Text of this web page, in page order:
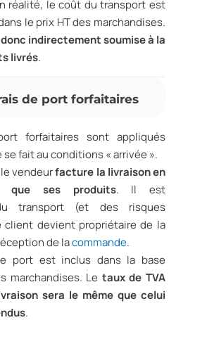
réalité, le coût du transport est
le prix HT des marchandises.
indirectement soumise à la
livrés.
de port forfaitaires
forfaitaires sont appliqués
fait au conditions « arrivée ».
vendeurfacture la livraison en
que ses produits. Il est
transport (et des risques
client devient propriétaire de la
de lacommande.
port est inclus dans la base
marchandises. Le taux de TVA
sera le même que celui
.